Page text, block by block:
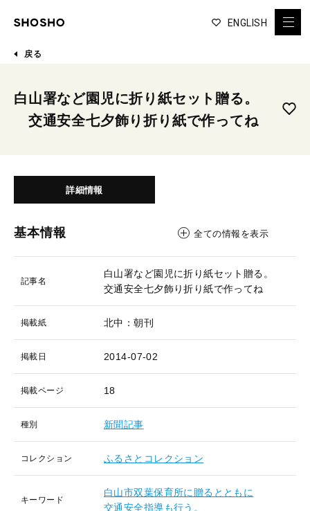
ENGLISH
戻る
白山署など園児に折り紙セット贈る。
交通安全七夕飾り折り紙で作ってね
詳細情報
基本情報 全ての情報を表示
記事名
白山署など園児に折り紙セット贈る。
交通安全七夕飾り折り紙で作ってね
掲載紙 北中：朝刊
掲載日 2014-07-02
掲載ページ 18
種別 新聞記事
コレクション ふるさとコレクション
キーワード
白山市双葉保育所に贈るとともに
交通安全指導も行う。